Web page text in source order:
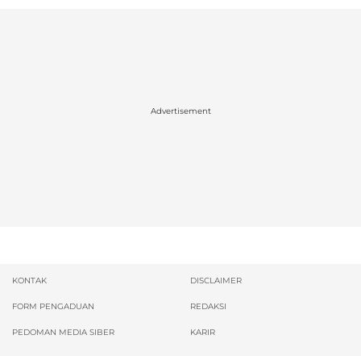
Advertisement
KONTAK DISCLAIMER
FORM PENGADUAN REDAKSI
PEDOMAN MEDIA SIBER KARIR